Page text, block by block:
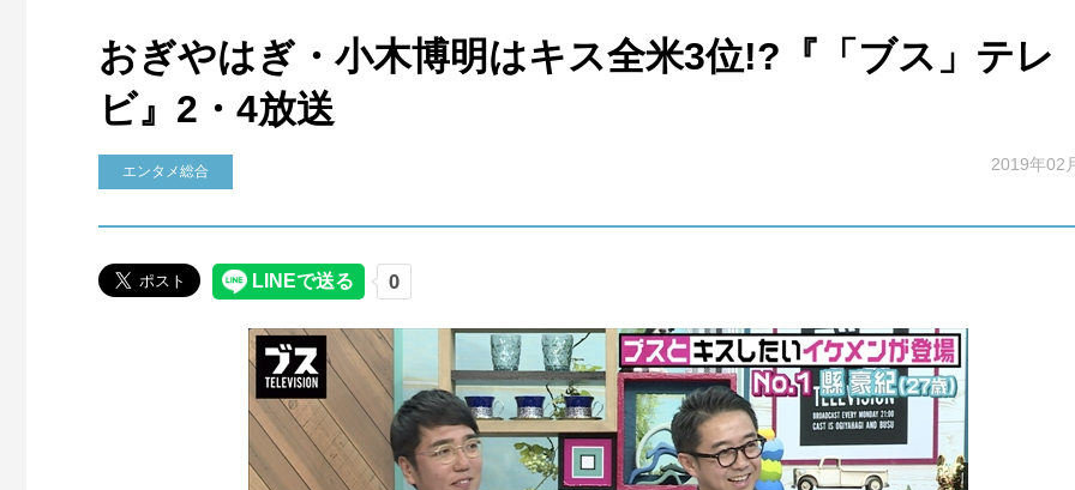
おぎやはぎ・小木博明はキス全米3位!?『「ブス」テレ
ビ』2・4放送
エンタメ総合 2019年02